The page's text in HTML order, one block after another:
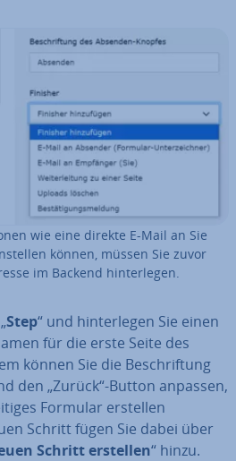
wie eine direkte E-Mail an Sie
können, müssen Sie zuvor
im Backend hin­ter­le­gen.
Step“ und hin­ter­le­gen Sie einen
für die erste Seite des
können Sie die Be­schrif­tung
den „Zurück“-Button anpassen,
Formular erstellen
Schritt fügen Sie dabei über
Schritt erstellen“ hinzu.